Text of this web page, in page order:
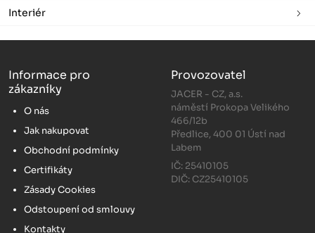
Interiér
Informace pro
zákazníky
O nás
Jak nakupovat
Obchodní podmínky
Certifikáty
Zásady Cookies
Odstoupení od smlouvy
Kontakty
Provozovatel
JACER - CZ, a.s.
náměstí Prokopa Velikého
466/12b
Předlice, 400 01 Ústí nad
Labem
IČ: 25410105
DIČ: CZ25410105